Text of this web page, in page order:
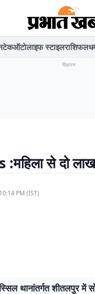
टेकऑटोलाइफ स्टाइलराशिफल
विज्ञापन
से दो
PM (IST)
थानांतर्गत शीतलपुर में